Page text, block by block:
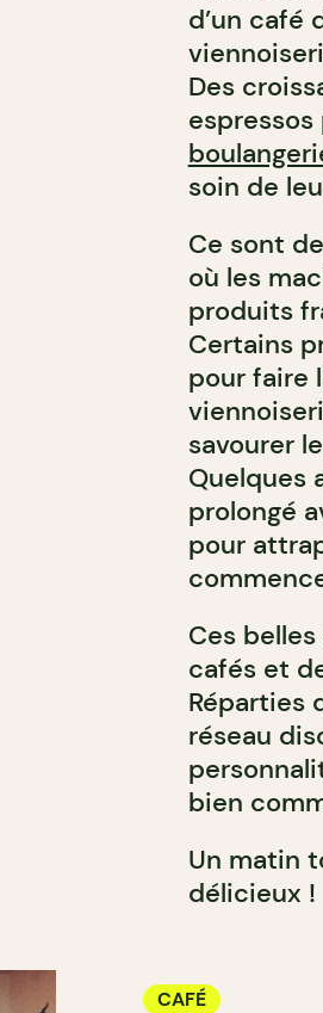
d’un café
Des
soin de
Ce sont
où les
produits
Certains
pour faire
savourer
Quelques
prolongé
pour
Ces
cafés et
Réparties
réseau
bien
Un matin
délicieux !
CAFÉ